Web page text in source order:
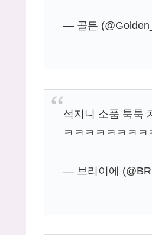
— 골든
석지니 소품 툭툭
ㅋㅋㅋㅋㅋㅋㅋ
— 브리이에